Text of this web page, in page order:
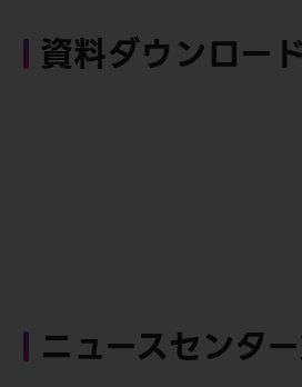
資料ダウンロード
ニュースセンタ